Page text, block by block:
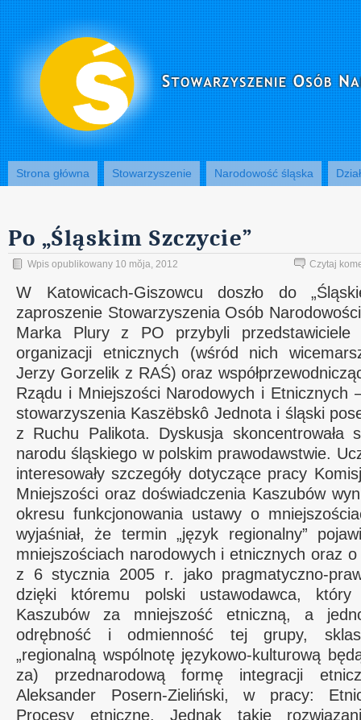
Strona główna Stowarzyszenie Narodowość śląska
Po „Śląskim Szczycie”
Wpis opublikowany 10 mŏja, 2012 Czytaj
W Katowicach-Giszowcu doszło do
zaproszenie Stowarzyszenia Osób
Marka Plury z PO przybyli przedstawiciele
organizacji etnicznych (wśród nich
Jerzy Gorzelik z RAŚ) oraz
Rządu i Mniejszości Narodowych i Etnicznych
stowarzyszenia Kaszëbskô Jednota i śląski
z Ruchu Palikota. Dyskusja skoncentrowała
narodu śląskiego w polskim prawodawstwie.
interesowały szczegóły dotyczące pracy
Mniejszości oraz doświadczenia Kaszubów
okresu funkcjonowania ustawy o
wyjaśniał, że termin „język regionalny”
mniejszościach narodowych i etnicznych oraz
z 6 stycznia 2005 r. jako pragmatyczno-
dzięki któremu polski ustawodawca,
Kaszubów za mniejszość etniczną, a
odrębność i odmienność tej grupy,
„regionalną wspólnotę językowo-kulturową
za) przednarodową formę integracji
Aleksander Posern-Zieliński, w pracy:
Procesy etniczne. Jednak takie